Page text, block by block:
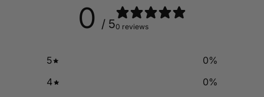
0 / 50 reviews
5 0%
4
0%